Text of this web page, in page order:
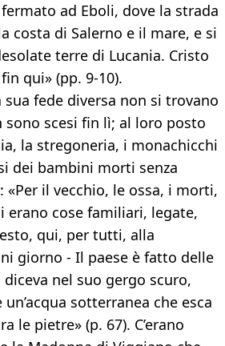
ad Eboli, dove la strada
costa di Salerno e il mare, e si
terre di Lucania. Cristo
qui» (pp. 9-10).
sua fede diversa non si trovano
sono scesi fin lì; al loro posto
la stregoneria, i monachicchi
dei bambini morti senza
il vecchio, le ossa, i morti,
erano cose familiari, legate,
qui, per tutti, alla
giorno - Il paese è fatto delle
nel suo gergo scuro,
sotterranea che esca
le pietre» (p. 67). C’erano